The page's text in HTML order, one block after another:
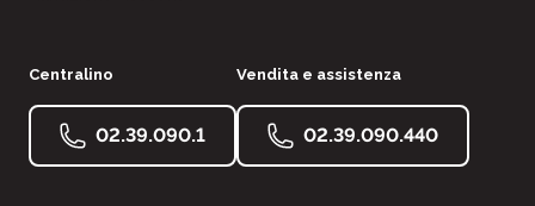
Centralino
02.39.090.1
Vendita e assistenza
02.39.090.440